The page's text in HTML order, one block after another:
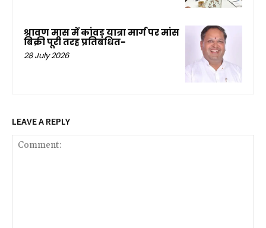
श्रावण मास में कांवड़ यात्रा मार्ग पर मांस
बिक्री पूरी तरह प्रतिबंधित-
28 July 2026
LEAVE A REPLY